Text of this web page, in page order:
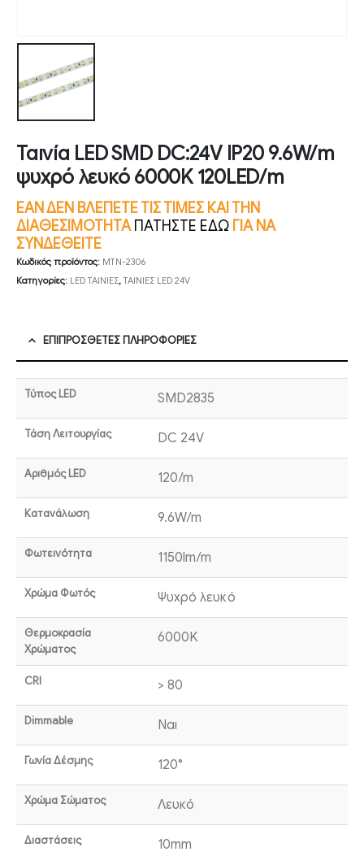
Ταινία LED SMD DC:24V IP20 9.6W/m
ψυχρό λευκό 6000K 120LED/m
ΕΑΝ ΔΕΝ ΒΛΕΠΕΤΕ ΤΙΣ ΤΙΜΕΣ ΚΑΙ ΤΗΝ
ΔΙΑΘΕΣΙΜΟΤΗΤΑ ΠΑΤΗΣΤΕ ΕΔΩ ΓΙΑ ΝΑ
ΣΥΝΔΕΘΕΙΤΕ
Κωδικός προϊόντος: MTN-2306
Κατηγορίες: LED ΤΑΙΝΙΕΣ,ΤΑΙΝΙΕΣ LED 24V
ΕΠΙΠΡΌΣΘΕΤΕΣ ΠΛΗΡΟΦΟΡΊΕΣ
Τύπος LED SMD2835
Τάση Λειτουργίας DC 24V
Αριθμός LED 120/m
Κατανάλωση 9.6W/m
Φωτεινότητα 1150lm/m
Χρώμα Φωτός Ψυχρό λευκό
Θερμοκρασία
Χρώματος
6000K
CRI > 80
Dimmable Ναι
Γωνία Δέσμης 120°
Χρώμα Σώματος Λευκό
Διαστάσεις 10mm